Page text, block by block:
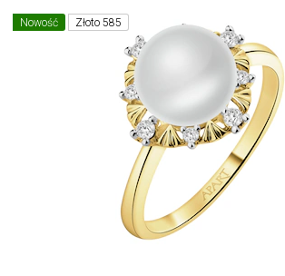
Nowość Złoto 585